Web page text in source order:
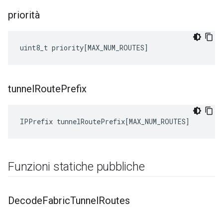
priorità
uint8_t priority[MAX_NUM_ROUTES]
tunnelRoutePrefix
IPPrefix tunnelRoutePrefix[MAX_NUM_ROUTES]
Funzioni statiche pubbliche
DecodeFabricTunnelRoutes